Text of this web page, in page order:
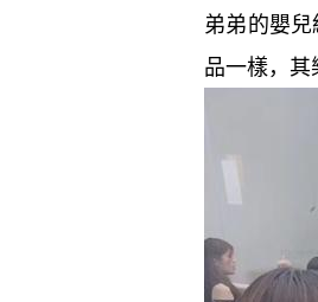
弟弟的嬰
品一樣，其